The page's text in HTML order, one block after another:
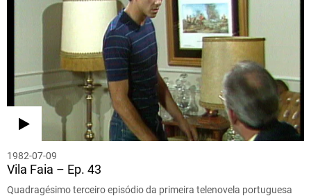
1982-07-09
Vila Faia – Ep. 43
Quadragésimo terceiro episódio da primeira telenovela portuguesa